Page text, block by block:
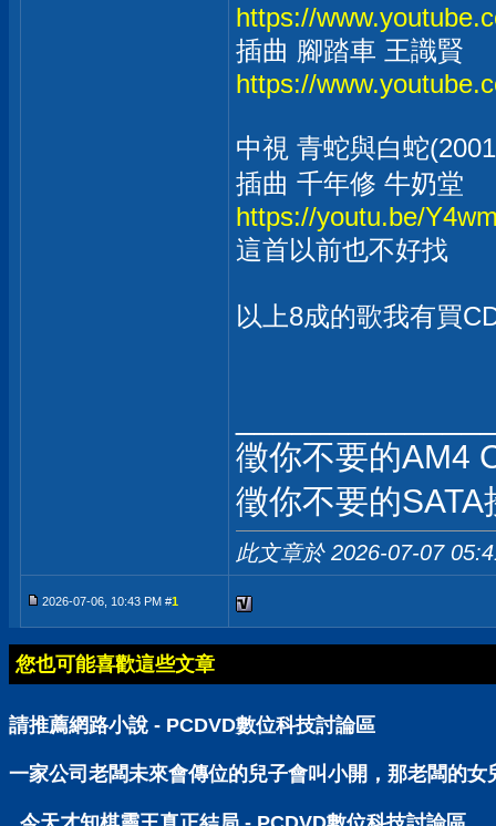
https://
插曲 腳踏車 王識賢
https://
中視 青蛇與白蛇
插曲 千年修 牛奶堂
https://youtu.be/
這首以前也不好找
以上8成的歌我有買
徵你不要的AM4
徵你不要的
此文章於 2026-07-07
2026-07-06, 10:43 PM #1
您也可能喜歡這些文章
請推薦網路小說 - PCDVD數位科技討論區
一家公司老闆未來會傳位的兒子會叫小開，那老闆的